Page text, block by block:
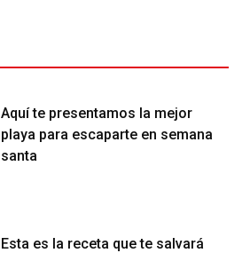
Aquí te presentamos la mejor
playa para escaparte en semana
santa
Esta es la receta que te salvará